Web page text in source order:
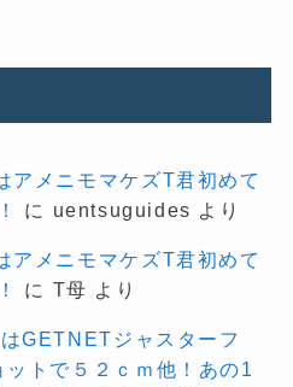
アメニモマケズT君初めて
に uentsuguides より
アメニモマケズT君初めて
に T母 より
GETNETジャスターフ
トで５２ｃｍ他！あの1